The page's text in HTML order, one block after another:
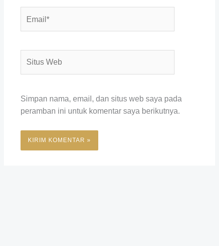
Simpan nama, email, dan situs web saya pada
peramban ini untuk komentar saya berikutnya.